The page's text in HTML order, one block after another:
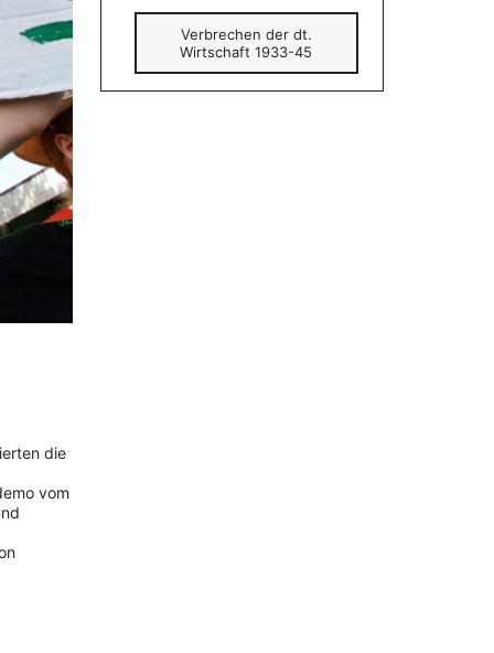
die
vom
Verbrechen der dt.
Wirtschaft 1933-45